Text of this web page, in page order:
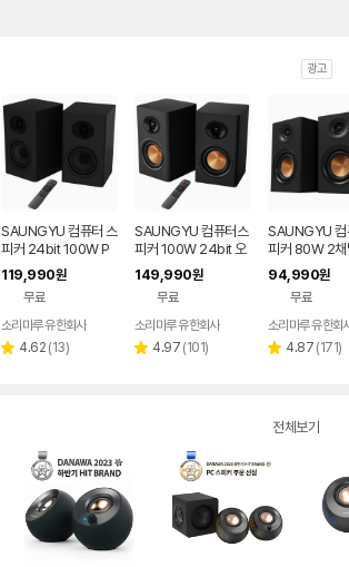
광고
SAUNGYU 컴퓨터 스
피커 24bit 100W P
C 블루투스 게이밍 BK
4020D 3세대
119,990원
무료
소리마루 유한회사
별 4.62 리
(13)
SAUNGYU 컴퓨터스
피커 100W 24bit 오
디오 2채널 PC 유선
블루투스 연결
149,990원
무료
소리마루 유한회사
별 4.97 리
(101)
SAUNGYU 컴
피커 80W 2채
B DAC 옵티컬
결 블루투스 스
94,990원
무료
소리마루 유한회
별 4.87 리
(171)
전체보기